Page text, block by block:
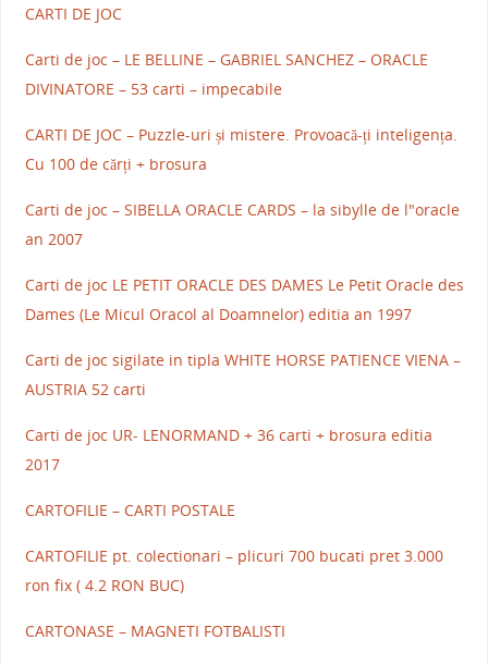
CARTI DE JOC
Carti de joc – LE BELLINE – GABRIEL SANCHEZ – ORACLE
DIVINATORE – 53 carti – impecabile
CARTI DE JOC – Puzzle-uri și mistere. Provoacă-ți inteligența.
Cu 100 de cărți + brosura
Carti de joc – SIBELLA ORACLE CARDS – la sibylle de l"oracle
an 2007
Carti de joc LE PETIT ORACLE DES DAMES Le Petit Oracle des
Dames (Le Micul Oracol al Doamnelor) editia an 1997
Carti de joc sigilate in tipla WHITE HORSE PATIENCE VIENA –
AUSTRIA 52 carti
Carti de joc UR- LENORMAND + 36 carti + brosura editia
2017
CARTOFILIE – CARTI POSTALE
CARTOFILIE pt. colectionari – plicuri 700 bucati pret 3.000
ron fix ( 4.2 RON BUC)
CARTONASE – MAGNETI FOTBALISTI